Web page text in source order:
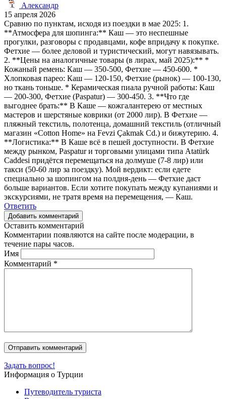
Александр
15 апреля 2026
Сравню по пунктам, исходя из поездки в мае 2025: 1.
**Атмосфера для шопинга:** Каш — это неспешные
прогулки, разговоры с продавцами, кофе впридачу к покупке.
Фетхие — более деловой и туристический, могут навязывать.
2. **Цены на аналогичные товары (в лирах, май 2025):** *
Кожаный ремень: Каш — 350-500, Фетхие — 450-600. *
Хлопковая парео: Каш — 120-150, Фетхие (рынок) — 100-130,
но ткань тоньше. * Керамическая пиала ручной работы: Каш
— 200-300, Фетхие (Paspatur) — 300-450. 3. **Что где
выгоднее брать:** В Каше — кожгалантерею от местных
мастеров и шерстяные коврики (от 2000 лир). В Фетхие —
пляжный текстиль, полотенца, домашний текстиль (отличный
магазин «Cotton Home» на Fevzi Çakmak Cd.) и бижутерию. 4.
**Логистика:** В Каше всё в пешей доступности. В Фетхие
между рынком, Paspatur и торговыми улицами типа Atatürk
Caddesi придётся перемещаться на долмуше (7-8 лир) или
такси (50-60 лир за поездку). Мой вердикт: если едете
специально за шопингом на полдня-день — Фетхие даст
больше вариантов. Если хотите покупать между купаниями и
экскурсиями, не тратя время на перемещения, — Каш.
Ответить
Добавить комментарий
Оставить комментарий
Комментарии появляются на сайте после модерации, в
течение пары часов.
Имя
Комментарий *
Задать вопрос!
Информация о Турции
Путеводитель туриста